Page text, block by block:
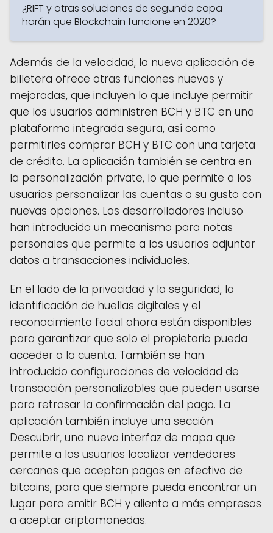
¿RIFT y otras soluciones de segunda capa
harán que Blockchain funcione en 2020?
Además de la velocidad, la nueva aplicación de
billetera ofrece otras funciones nuevas y
mejoradas, que incluyen lo que incluye permitir
que los usuarios administren BCH y BTC en una
plataforma integrada segura, así como
permitirles comprar BCH y BTC con una tarjeta
de crédito. La aplicación también se centra en
la personalización private, lo que permite a los
usuarios personalizar las cuentas a su gusto con
nuevas opciones. Los desarrolladores incluso
han introducido un mecanismo para notas
personales que permite a los usuarios adjuntar
datos a transacciones individuales.
En el lado de la privacidad y la seguridad, la
identificación de huellas digitales y el
reconocimiento facial ahora están disponibles
para garantizar que solo el propietario pueda
acceder a la cuenta. También se han
introducido configuraciones de velocidad de
transacción personalizables que pueden usarse
para retrasar la confirmación del pago. La
aplicación también incluye una sección
Descubrir, una nueva interfaz de mapa que
permite a los usuarios localizar vendedores
cercanos que aceptan pagos en efectivo de
bitcoins, para que siempre pueda encontrar un
lugar para emitir BCH y alienta a más empresas
a aceptar criptomonedas.